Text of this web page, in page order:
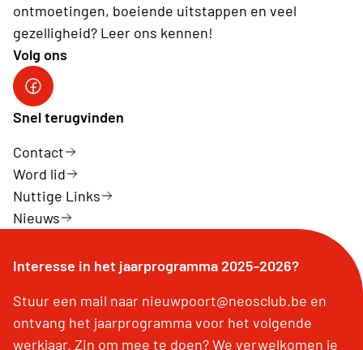
ontmoetingen, boeiende uitstappen en veel
gezelligheid? Leer ons kennen!
Volg ons
Neos-Nieuwpoort
Snel terugvinden
Contact
Word lid
Nuttige Links
Nieuws
Interesse in het jaarprogramma 2025-2026?
Stuur een mail naar nieuwpoort@neosclub.be en
ontvang het jaarprogramma voor het volgende
werkjaar. Zin om mee te doen? We verwelkomen je